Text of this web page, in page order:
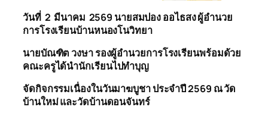
วันที่ 2 มีนาคม 2569 นายสมปอง ออไธสง ผู้อำนวย
การโรงเรียนบ้านหนองโนวิทยา
นายบัณฑิต วงษา รองผู้อำนวยการโรงเรียนพร้อมด้วย
คณะครูได้นำนักเรียนไปทำบุญ
จัดกิจกรรมเนื่องในวันมาฆบูชา ประจำปี2569 ณ วัด
บ้านใหม่ และวัดบ้านดอนจันทร์